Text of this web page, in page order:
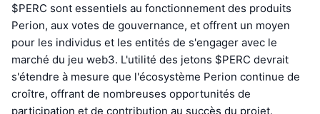
$PERC sont essentiels au fonctionnement des produits
Perion, aux votes de gouvernance, et offrent un moyen
pour les individus et les entités de s'engager avec le
marché du jeu web3. L'utilité des jetons $PERC devrait
s'étendre à mesure que l'écosystème Perion continue de
croître, offrant de nombreuses opportunités de
participation et de contribution au succès du projet.